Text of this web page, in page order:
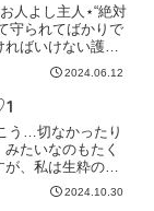
人よし主人⋆“絶対
守られてばかりで
ればいけない護
少しでも掬える
う覚悟を、自分
いって約束し
2024.06.12
う…切なかったり
たいなのもたく
、私は生粋の光
っとした葛藤や
ピー義兄弟ラブば
2024.10.30